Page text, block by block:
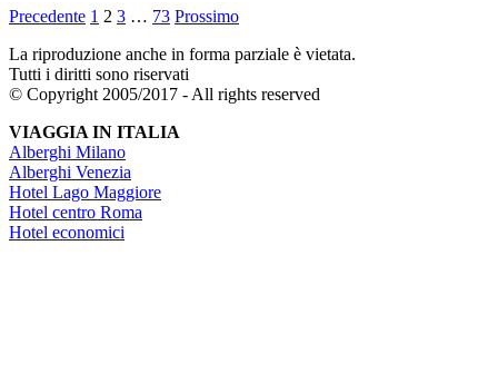
Precedente 1 2 3 … 73 Prossimo
La riproduzione anche in forma parziale è vietata.
Tutti i diritti sono riservati
© Copyright 2005/2017 - All rights reserved
VIAGGIA IN ITALIA
Alberghi Milano
Alberghi Venezia
Hotel Lago Maggiore
Hotel centro Roma
Hotel economici